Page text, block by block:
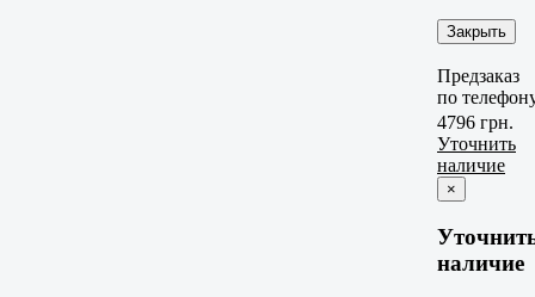
Закрыть
Предзаказ
по
4796 грн.
Уточнить
наличие
×
наличие